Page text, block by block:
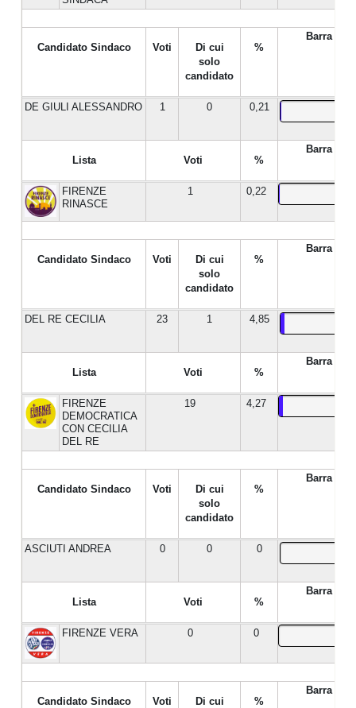
Candidato Sindaco Voti
Di cui
solo
candidato
%
Barra %
DE GIULI ALESSANDRO 1 0 0,21
Lista Voti %
Barra %
FIRENZE
RINASCE
1 0,22
Candidato Sindaco Voti
Di cui
solo
candidato
%
Barra %
DEL RE CECILIA 23 1 4,85
Lista Voti %
Barra %
FIRENZE
DEMOCRATICA
CON CECILIA
DEL RE
19 4,27
Candidato Sindaco Voti
Di cui
solo
candidato
%
Barra %
ASCIUTI ANDREA 0 0 0
Lista Voti %
Barra %
FIRENZE VERA 0 0
Candidato Sindaco Voti
Di cui
%
Barra %